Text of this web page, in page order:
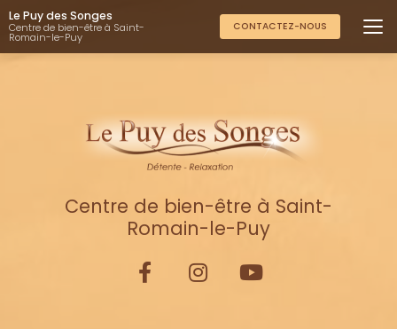
Aller
au
contenu
principal
Le Puy des Songes
Centre de bien-être à Saint-
Romain-le-Puy
CONTACTEZ-NOUS
Centre de bien-être à Saint-
Romain-le-Puy